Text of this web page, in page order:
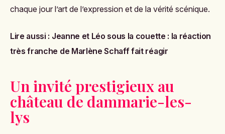
chaque jour l’art de l’expression et de la vérité scénique.
Lire aussi : Jeanne et Léo sous la couette : la réaction
très franche de Marlène Schaff fait réagir
Un invité prestigieux au
château de dammarie-les-
lys